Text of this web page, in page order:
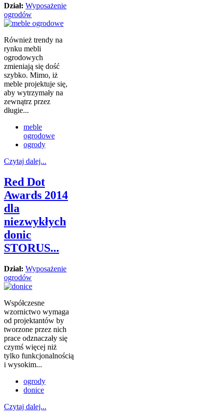
Dział: Wyposażenie
ogrodów
Również trendy na
rynku mebli
ogrodowych
zmieniają się dość
szybko. Mimo, iż
meble projektuje się,
aby wytrzymały na
zewnątrz przez
długie...
meble
ogrodowe
ogrody
Czytaj dalej...
Red Dot
Awards 2014
dla
niezwykłych
donic
STORUS...
Dział: Wyposażenie
ogrodów
Współczesne
wzornictwo wymaga
od projektantów by
tworzone przez nich
prace odznaczały się
czymś więcej niż
tylko funkcjonalnością
i wysokim...
ogrody
donice
Czytaj dalej...